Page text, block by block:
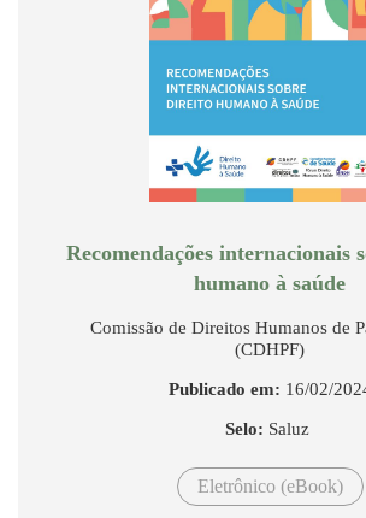
Recomendações internacionais
humano à saúde
Comissão de Direitos Humanos de
(CDHPF)
Publicado em: 16/02/
Selo: Saluz
Eletrônico (eBook)